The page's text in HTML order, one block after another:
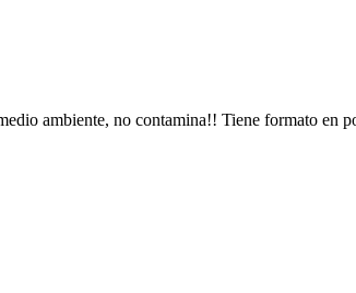
ambiente, no contamina!! Tiene formato en